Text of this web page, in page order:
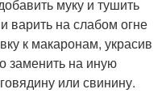
муку и тушить
варить на слабом огне
к макаронам, украсив
заменить на иную
или свинину.